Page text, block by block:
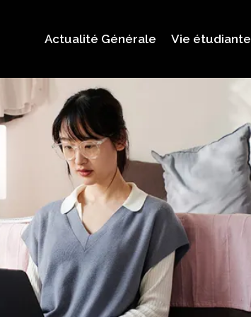
Actualité Générale Vie étudiante